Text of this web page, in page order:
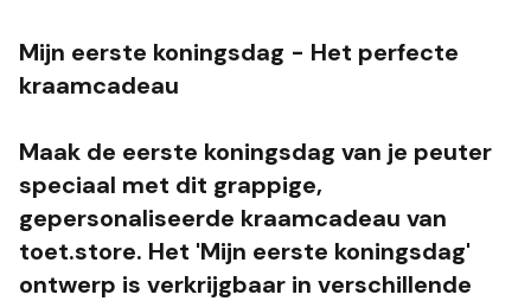
Mijn eerste koningsdag - Het perfecte
kraamcadeau
Maak de eerste koningsdag van je peuter
speciaal met dit grappige,
gepersonaliseerde kraamcadeau van
toet.store. Het 'Mijn eerste koningsdag'
ontwerp is verkrijgbaar in verschillende